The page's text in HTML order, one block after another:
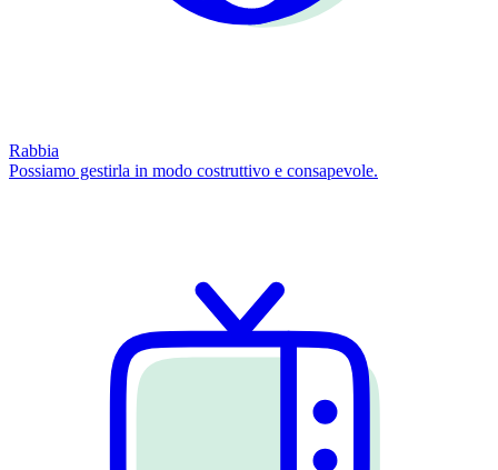
Rabbia
Possiamo gestirla in modo costruttivo e consapevole.